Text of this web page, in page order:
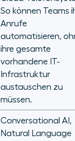
So können Teams
Anrufe
automatisieren,
ihre gesamte
vorhandene IT-
Infrastruktur
austauschen zu
müssen.
Conversational AI,
Natural Language